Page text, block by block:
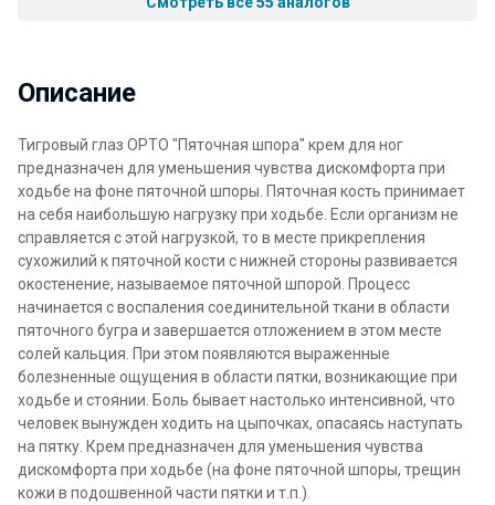
Описание
Тигровый глаз ОРТО "Пяточная шпора" крем для ног
предназначен для уменьшения чувства дискомфорта при
ходьбе на фоне пяточной шпоры. Пяточная кость принимает
на себя наибольшую нагрузку при ходьбе. Если организм не
справляется с этой нагрузкой, то в месте прикрепления
сухожилий к пяточной кости с нижней стороны развивается
окостенение, называемое пяточной шпорой. Процесс
начинается с воспаления соединительной ткани в области
пяточного бугра и завершается отложением в этом месте
солей кальция. При этом появляются выраженные
болезненные ощущения в области пятки, возникающие при
ходьбе и стоянии. Боль бывает настолько интенсивной, что
человек вынужден ходить на цыпочках, опасаясь наступать
на пятку. Крем предназначен для уменьшения чувства
дискомфорта при ходьбе (на фоне пяточной шпоры, трещин
кожи в подошвенной части пятки и т.п.).